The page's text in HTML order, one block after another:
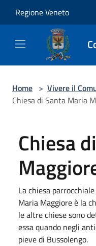
Regione Veneto
Home > Vivere il
Chiesa di Santa Maria
Chiesa
La chiesa
Maria Maggiore è la
le altre chiese sono
essa quando negli
pieve di Bussolengo.